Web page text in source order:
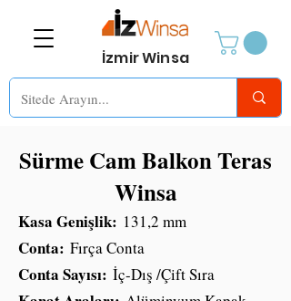
İzmir Winsa
Sürme Cam Balkon Teras
Winsa
Kasa Genişlik: 131,2 mm
Conta: Fırça Conta
Conta Sayısı: İç-Dış /Çift Sıra